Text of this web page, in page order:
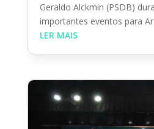
Geraldo Alckmin (PSDB)
importantes eventos para
LER MAIS